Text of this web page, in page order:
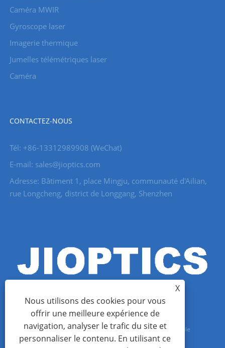
Caméra MWIR
Gyroscope laser
Imagerie thermique
Jumelles télémétriques laser
Caméra
CONTACTEZ-NOUS
Tél: +86-13312989908 (WeChat)
E-mail: sales@jioptics.com
Adresse: Bâtiment 1, place Mingju, communauté d'Ailian,
rue Longcheng, district de Longgang, Shenzhen
Copyright © 2022 Shenzhen Jioptics Technology Co., Ltd - Module
télémètre laser, caméra Zoom MWIR - Tous droits réservés.
X
Nous utilisons des cookies pour vous
offrir une meilleure expérience de
navigation, analyser le trafic du site et
personnaliser le contenu. En utilisant ce